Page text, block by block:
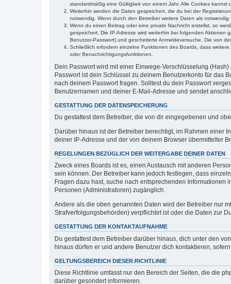
standardmäßig eine Gültigkeit von einem Jahr. Alle Cookies kannst
Weiterhin werden die Daten gespeichert, die du bei der
notwendig. Wenn durch den Betreiber weitere Daten als
Wenn du einen Beitrag oder eine private Nachricht erstellst, so
gespeichert. Die IP-Adresse wird weiterhin bei folgenden Aktionen
Benutzer-Passwort) und gescheiterte Anmeldeversuche. Die von
Schließlich erfordern einzelne Funktionen des Boards, dass
oder Benachrichtigungsfunktionen.
Dein Passwort wird mit einer Einwege-Verschlüsselung
Passwort ist dein Schlüssel zu deinem Benutzerkonto für das
nach deinem Passwort fragen. Solltest du dein Passwort
Benutzernamen und deiner E-Mail-Adresse und sendet
GESTATTUNG DER DATENSPEICHERUNG
Du gestattest dem Betreiber, die von dir eingegebenen und
Darüber hinaus ist der Betreiber berechtigt, im Rahmen einer
deiner IP-Adresse und der von deinem Browser übermittelter
REGELUNGEN BEZÜGLICH DER WEITERGABE DEINER DATEN
Zweck eines Boards ist es, einen Austausch mit anderen
sein können. Der Betreiber kann jedoch festlegen, dass
Fragen dazu hast, suche nach entsprechenden
Personen (Administratoren) zugänglich.
Andere als die oben genannten Daten wird der Betreiber nur
Strafverfolgungsbehörden) verpflichtet ist oder die Daten zur
GESTATTUNG DER KONTAKTAUFNAHME
Du gestattest dem Betreiber darüber hinaus, dich unter den
hinaus dürfen er und andere Benutzer dich kontaktieren,
GELTUNGSBEREICH DIESER RICHTLINIE
Diese Richtlinie umfasst nur den Bereich der Seiten, die die
darüber gesondert informieren.